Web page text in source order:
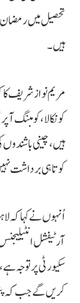
تحصیل میں رمضان
ہیں۔
مریم نواز شریف کا
کو نکالا، کومبنگ
ہیں، چینی باشندوں
کوتاہی برداشت
اُنہوں نے کہا کہ
آرٹیفشل
سکیورٹی پر توجہ
کریں گے جب کہ